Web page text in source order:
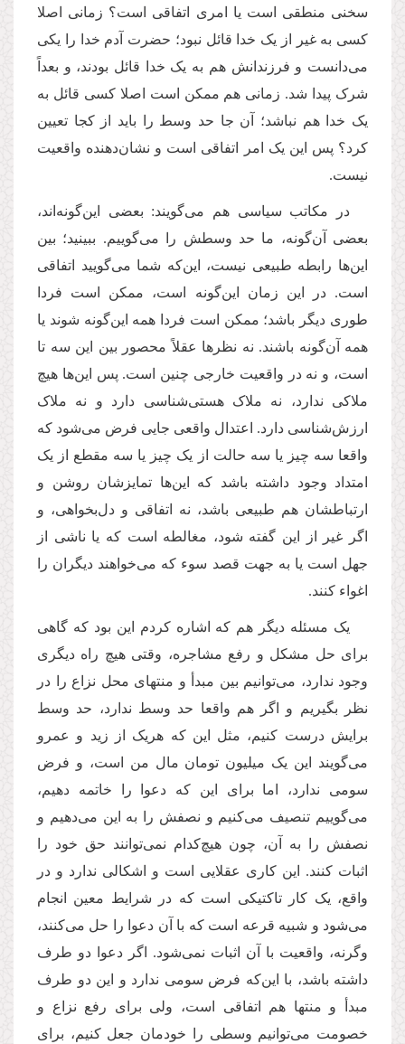
سخنی منطقی است یا امری اتفاقی است؟ زمانی اصلا
کسی به غیر از یک خدا قائل نبود؛ حضرت آدم خدا را یکی
میدانست و فرزندانش هم به یک خدا قائل بودند، و بعداً
شرک پیدا شد. زمانی هم ممکن است اصلا کسی قائل به
یک خدا هم نباشد؛ آن جا حد وسط را باید از کجا تعیین
کرد؟ پس این یک امر اتفاقی است و نشاندهنده واقعیت
نیست.
در مکاتب سیاسی هم میگویند: بعضی اینگونه اند،
بعضی آنگونه، ما حد وسطش را میگوییم. ببینید؛ بین
اینها رابطه طبیعی نیست، اینكه شما میگویید اتفاقی
است. در این زمان اینگونه است، ممکن است فردا
طوری دیگر باشد؛ ممکن است فردا همه اینگونه شوند یا
همه آنگونه باشند. نه نظرها عقلاً محصور بین این سه تا
است، و نه در واقعیت خارجی چنین است. پس اینها هیچ
ملاکی ندارد، نه ملاک هستیشناسی دارد و نه ملاک
ارزششناسی دارد. اعتدال واقعی جایی فرض میشود که
واقعا سه چیز یا سه حالت از یک چیز یا سه مقطع از یک
امتداد وجود داشته باشد که اینها تمایزشان روشن و
ارتباطشان هم طبیعی باشد، نه اتفاقی و دلبخواهی، و
اگر غیر از این گفته شود، مغالطه است که یا ناشی از
جهل است یا به جهت قصد سوء که میخواهند دیگران را
اغواء کنند.
یک مسئله دیگر هم که اشاره کردم این بود که گاهی
برای حل مشکل و رفع مشاجره، وقتی هیچ راه دیگری
وجود ندارد، میتوانیم بین مبدأ و منتهای محل نزاع را در
نظر بگیریم و اگر هم واقعا حد وسط ندارد، حد وسط
برایش درست کنیم، مثل این كه هریک از زید و عمرو
میگویند این یک میلیون تومان مال من است، و فرض
سومی ندارد، اما برای این كه دعوا را خاتمه دهیم،
میگوییم تنصیف میکنیم و نصفش را به این میدهیم و
نصفش را به آن، چون هیچکدام نمیتوانند حق خود را
اثبات کنند. این کاری عقلایی است و اشکالی ندارد و در
واقع، یک کار تاکتیکی است که در شرایط معین انجام
میشود و شبیه قرعه است که با آن دعوا را حل میکنند،
وگرنه، واقعیت با آن اثبات نمیشود. اگر دعوا دو طرف
داشته باشد، با اینكه فرض سومی ندارد و این دو طرف
مبدأ و منتها هم اتفاقی است، ولی برای رفع نزاع و
خصومت میتوانیم وسطی را خودمان جعل کنیم، برای